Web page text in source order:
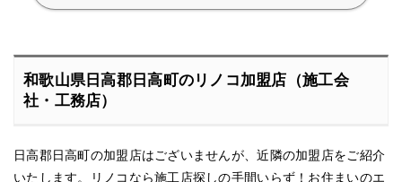
和歌山県日高郡日高町のリノコ加盟店（施工会
社・工務店）
日高郡日高町の加盟店はございませんが、近隣の加盟店をご紹介
いたします。リノコなら施工店探しの手間いらず！お住まいのエ